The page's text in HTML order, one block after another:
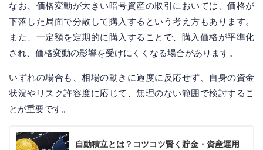
なお、価格変動が大きい暗号資産の取引においては、価格が
下落した局面で分散して購入するという考え方もあります。
また、一定額を定期的に購入することで、購入価格が平準化
され、価格変動の影響を受けにくくなる場合があります。
いずれの場合も、相場の動きに過度に反応せず、自身の資金
状況やリスク許容度に応じて、無理のない範囲で検討するこ
とが重要です。
自動積立とは？コツコツ賢く貯金・資産運用